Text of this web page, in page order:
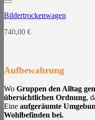
Bildertrockenwagen
740,00 €
Aufbewahrung
Wo Gruppen den Alltag
übersichtlichen Ordnung,
Eine aufgeräumte
Wohlbefinden bei.